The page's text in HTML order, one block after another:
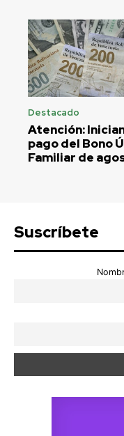
Destacado
Atención:
pago del Bono
Familiar de
Suscríbete